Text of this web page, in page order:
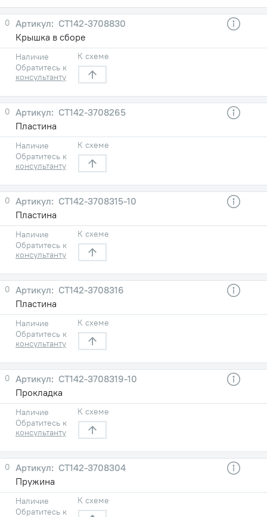
0
СТ142-3708830
Крышка в сборе
Наличие
Обратитесь к
консультанту
К схеме
0
СТ142-3708265
Пластина
Наличие
Обратитесь к
консультанту
К схеме
0
СТ142-3708315-10
Пластина
Наличие
Обратитесь к
консультанту
К схеме
0
СТ142-3708316
Пластина
Наличие
Обратитесь к
консультанту
К схеме
0
СТ142-3708319-10
Прокладка
Наличие
Обратитесь к
консультанту
К схеме
0
СТ142-3708304
Пружина
Наличие
Обратитесь к
К схеме